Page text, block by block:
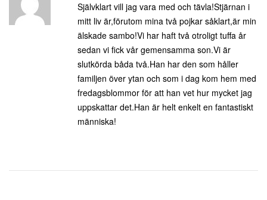
Självklart vill jag vara med och tävla!Stjärnan i
mitt liv är,förutom mina två pojkar såklart,är min
älskade sambo!Vi har haft två otroligt tuffa år
sedan vi fick vår gemensamma son.Vi är
slutkörda båda två.Han har den som håller
familjen över ytan och som i dag kom hem med
fredagsblommor för att han vet hur mycket jag
uppskattar det.Han är helt enkelt en fantastiskt
människa!